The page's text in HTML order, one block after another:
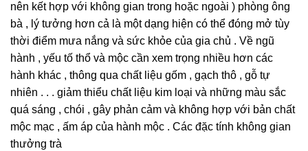
nên kết hợp với không gian trong hoặc ngoài ) phòng ông
bà , lý tưởng hơn cả là một dạng hiện có thể đóng mở tùy
thời điểm mưa nắng và sức khỏe của gia chủ . Về ngũ
hành , yếu tố thổ và mộc cần xem trọng nhiều hơn các
hành khác , thông qua chất liệu gốm , gạch thô , gỗ tự
nhiên . . . giảm thiểu chất liệu kim loại và những màu sắc
quá sáng , chói , gây phản cảm và không hợp với bản chất
mộc mạc , ấm áp của hành mộc . Các đặc tính không gian
thưởng trà